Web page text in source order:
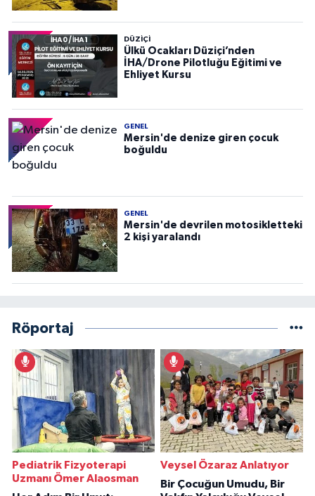
DÜZIÇI
Ülkü Ocakları Düziçi’nden
İHA/Drone Pilotluğu Eğitimi ve
Ehliyet Kursu
GENEL
Mersin'de denize giren çocuk
boğuldu
GENEL
Mersin'de devrilen motosikletteki
2 kişi yaralandı
Röportaj
Pediatrik Fizyoterapi
Uzmanı Ömer Alaosman
Veysel Özaraz Anlatıyor
Bir Çocuğun Umudu, Bir